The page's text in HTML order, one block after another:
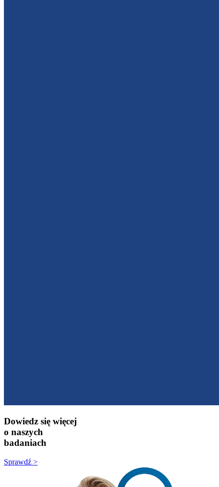
Dowiedz się więcej
o naszych
badaniach
Sprawdź >